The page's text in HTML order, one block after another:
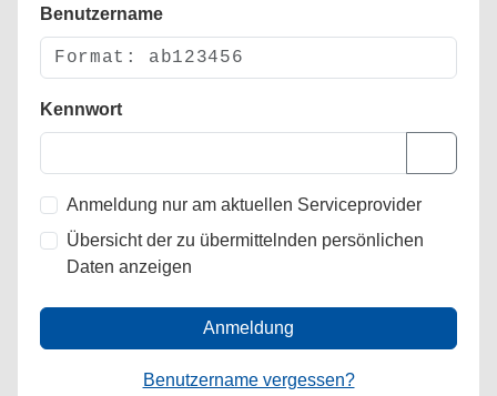
Benutzername
Kennwort
Anmeldung nur am aktuellen Serviceprovider
Übersicht der zu übermittelnden persönlichen
Daten anzeigen
Anmeldung
Benutzername vergessen?